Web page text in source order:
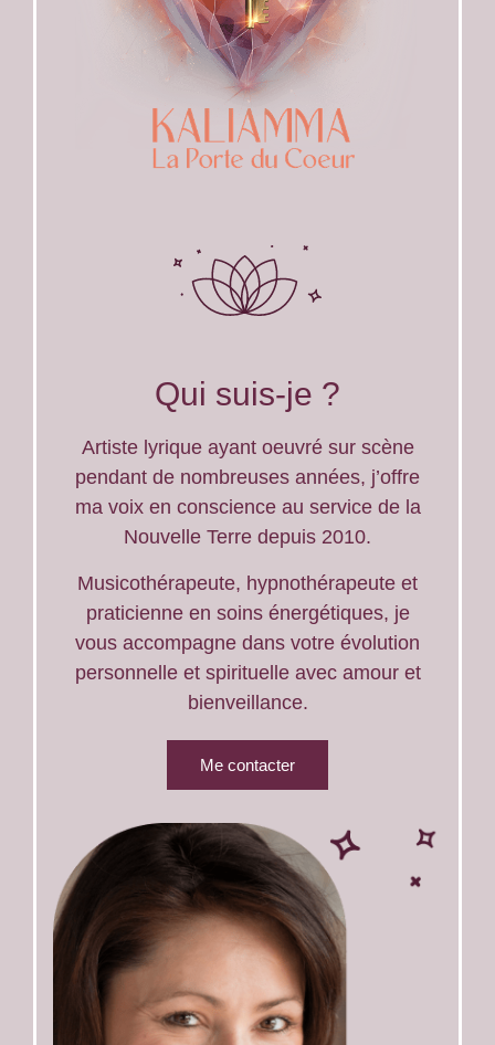
Qui suis-je ?
Artiste lyrique ayant oeuvré sur scène
pendant de nombreuses années, j’offre
ma voix en conscience au service de la
Nouvelle Terre depuis 2010.
Musicothérapeute, hypnothérapeute et
praticienne en soins énergétiques, je
vous accompagne dans votre évolution
personnelle et spirituelle avec amour et
bienveillance.
Me contacter